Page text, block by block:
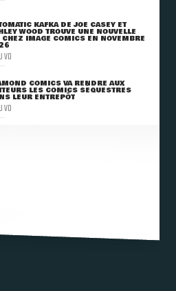
KAFKA DE JOE CASEY ET
WOOD TROUVE UNE NOUVELLE
CHEZ IMAGE COMICS EN NOVEMBRE
VO
COMICS VA RENDRE AUX
LES COMICS SÉQUESTRÉS
LEUR ENTREPÔT
VO